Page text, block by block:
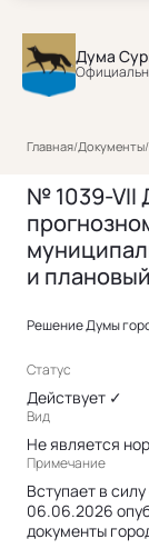
Дума
Главная/Документы/
№ 1039-VII
и
Решение Думы
Статус
Действует ✓
Вид
Не является
Примечание
Вступает в силу
06.06.2026
документы